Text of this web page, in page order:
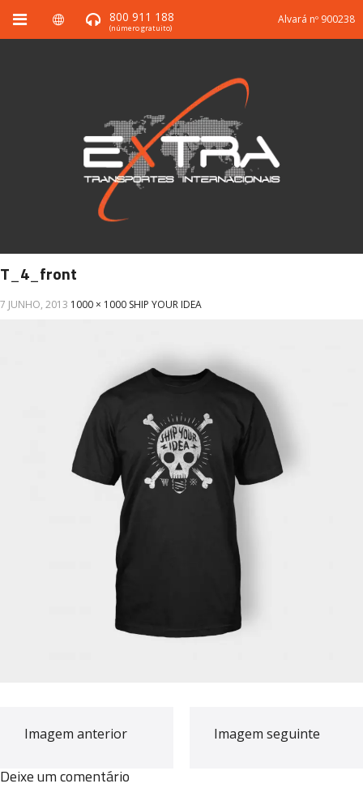
800 911 188
(número gratuito)
Alvará nº 900238
T_4_front
7 JUNHO, 2013 1000 × 1000 SHIP YOUR IDEA
Imagem anterior Imagem seguinte
Deixe um comentário